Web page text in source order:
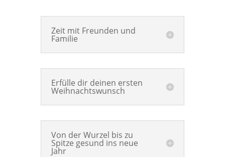
Zeit mit Freunden und
Familie
Erfülle dir deinen ersten
Weihnachtswunsch
Von der Wurzel bis zu
Spitze gesund ins neue
Jahr